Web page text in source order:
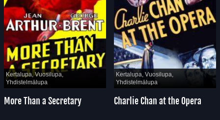
Kertalupa, Vuosilupa,
Yhdistelmälupa
More Than a Secretary
Kertalupa, Vuosilupa,
Yhdistelmälupa
Charlie Chan at the Opera